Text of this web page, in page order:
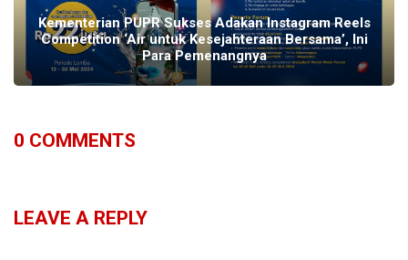
Kementerian PUPR Sukses Adakan lnstagram Reels
Competition ‘Air untuk Kesejahteraan Bersama’, Ini
Para Pemenangnya
0 COMMENTS
LEAVE A REPLY